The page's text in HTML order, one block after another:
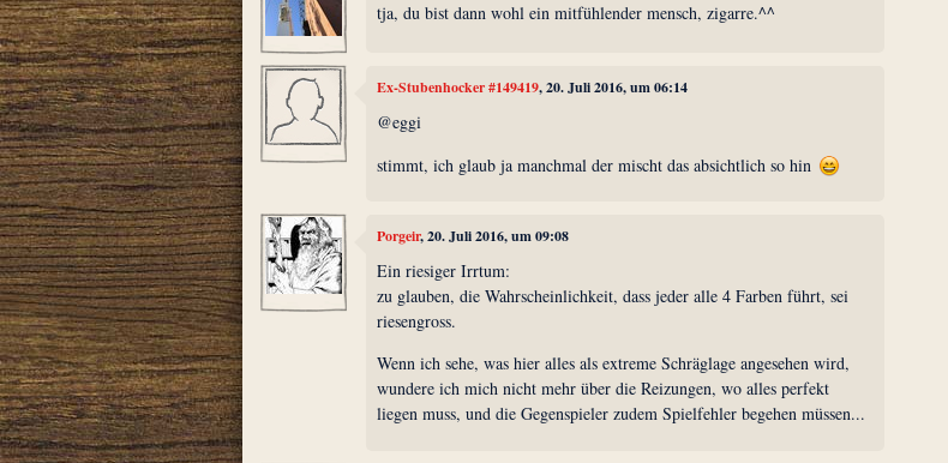
tja, du bist dann wohl ein mitfühlender mensch, zigarre.^^
Ex-Stubenhocker #149419, 20. Juli 2016, um 06:14
@eggi
stimmt, ich glaub ja manchmal der mischt das absichtlich so hin
Porgeir, 20. Juli 2016, um 09:08
Ein riesiger Irrtum:
zu glauben, die Wahrscheinlichkeit, dass jeder alle 4 Farben führt, sei
riesengross.
Wenn ich sehe, was hier alles als extreme Schräglage angesehen wird,
wundere ich mich nicht mehr über die Reizungen, wo alles perfekt
liegen muss, und die Gegenspieler zudem Spielfehler begehen müssen...